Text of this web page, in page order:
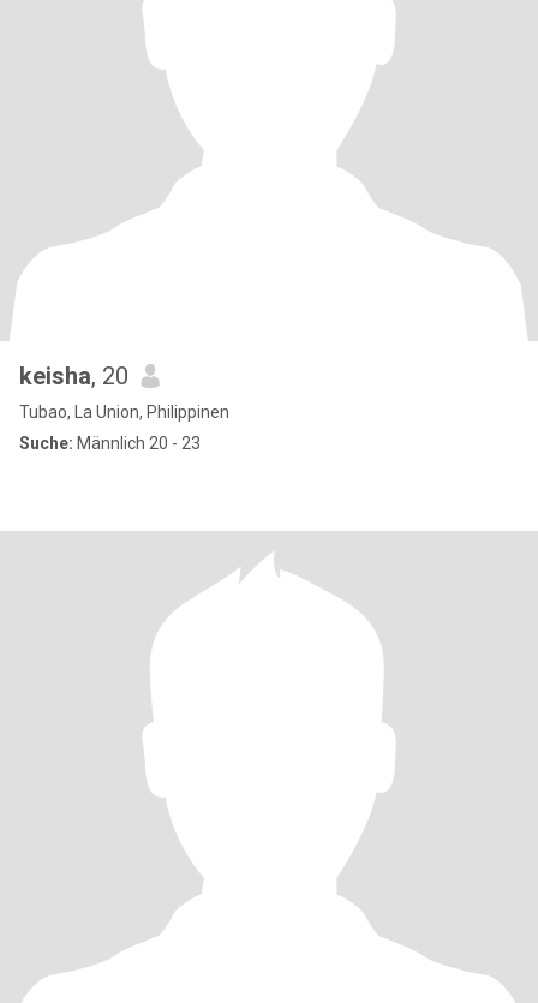
keisha, 20
Tubao, La Union, Philippinen
Suche: Männlich 20 - 23